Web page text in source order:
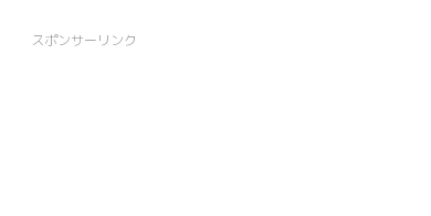
スポンサーリンク